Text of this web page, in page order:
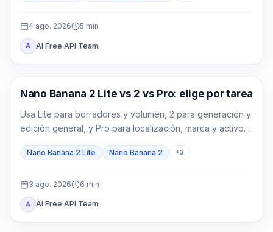
4 ago. 2026 5 min
A AI Free API Team
Modelos de imagen con IA
Nano Banana 2 Lite vs 2 vs Pro: elige por tarea
Usa Lite para borradores y volumen, 2 para generación y
edición general, y Pro para localización, marca y activos
Nano Banana 2 Lite Nano Banana 2 +3
3 ago. 2026 6 min
A AI Free API Team